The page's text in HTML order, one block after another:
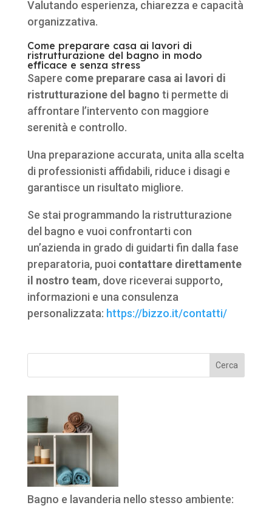
Valutando esperienza, chiarezza e capacità
organizzativa.
Come preparare casa ai lavori di
ristrutturazione del bagno in modo
efficace e senza stress
Sapere come preparare casa ai lavori di
ristrutturazione del bagno ti permette di
affrontare l’intervento con maggiore
serenità e controllo.
Una preparazione accurata, unita alla scelta
di professionisti affidabili, riduce i disagi e
garantisce un risultato migliore.
Se stai programmando la ristrutturazione
del bagno e vuoi confrontarti con
un’azienda in grado di guidarti fin dalla fase
preparatoria, puoi contattare direttamente
il nostro team, dove riceverai supporto,
informazioni e una consulenza
personalizzata: https://bizzo.it/contatti/
Cerca
Bagno e lavanderia nello stesso ambiente: